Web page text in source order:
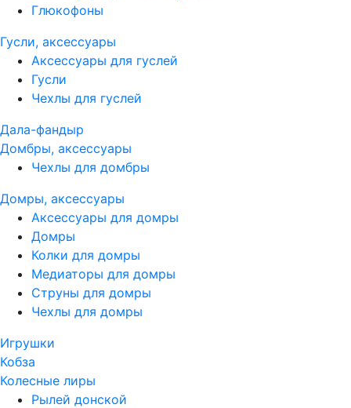
Глюкофоны
Гусли, аксессуары
Аксессуары для гуслей
Гусли
Чехлы для гуслей
Дала-фандыр
Домбры, аксессуары
Чехлы для домбры
Домры, аксессуары
Аксессуары для домры
Домры
Колки для домры
Медиаторы для домры
Струны для домры
Чехлы для домры
Игрушки
Кобза
Колесные лиры
Рылей донской